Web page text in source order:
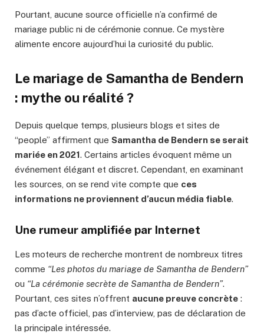
Pourtant, aucune source officielle n’a confirmé de
mariage public ni de cérémonie connue. Ce mystère
alimente encore aujourd’hui la curiosité du public.
Le mariage de Samantha de Bendern
: mythe ou réalité ?
Depuis quelque temps, plusieurs blogs et sites de
“people” affirment que Samantha de Bendern se serait
mariée en 2021. Certains articles évoquent même un
événement élégant et discret. Cependant, en examinant
les sources, on se rend vite compte que ces
informations ne proviennent d’aucun média fiable.
Une rumeur amplifiée par Internet
Les moteurs de recherche montrent de nombreux titres
comme “Les photos du mariage de Samantha de Bendern”
ou “La cérémonie secrète de Samantha de Bendern”.
Pourtant, ces sites n’offrent aucune preuve concrète :
pas d’acte officiel, pas d’interview, pas de déclaration de
la principale intéressée.